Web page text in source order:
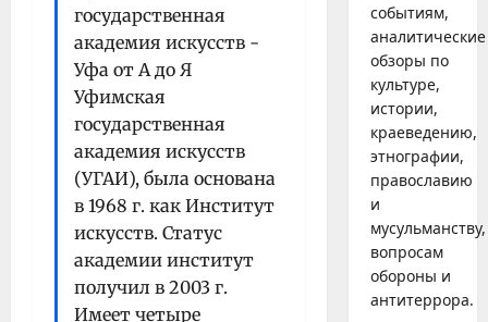
государственная
академия искусств -
Уфа от А до Я
Уфимская
государственная
академия искусств
(УГАИ), была основана
в 1968 г. как Институт
искусств. Статус
академии институт
получил в 2003 г.
Имеет четыре
событиям,
аналитические
обзоры по
культуре,
истории,
краеведению,
этнографии,
православию
и
мусульманству,
вопросам
обороны и
антитеррора.